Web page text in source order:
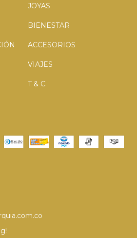
JOYAS
BIENESTAR
ACCESORIOS
VIAJES
T & C